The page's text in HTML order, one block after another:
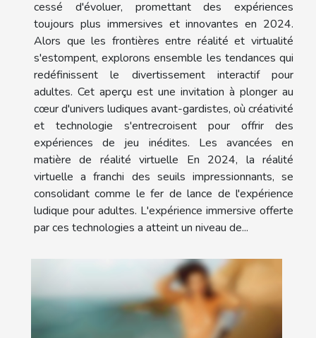
cessé d'évoluer, promettant des expériences
toujours plus immersives et innovantes en 2024.
Alors que les frontières entre réalité et virtualité
s'estompent, explorons ensemble les tendances qui
redéfinissent le divertissement interactif pour
adultes. Cet aperçu est une invitation à plonger au
cœur d'univers ludiques avant-gardistes, où créativité
et technologie s'entrecroisent pour offrir des
expériences de jeu inédites. Les avancées en
matière de réalité virtuelle En 2024, la réalité
virtuelle a franchi des seuils impressionnants, se
consolidant comme le fer de lance de l'expérience
ludique pour adultes. L'expérience immersive offerte
par ces technologies a atteint un niveau de...